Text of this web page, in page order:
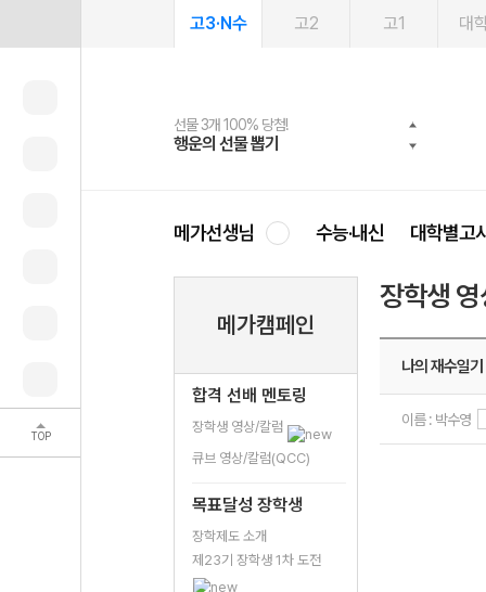
TOP
고3·N수 고2 고1 대
선물 3개 100% 당첨!
행운의 선물 뽑기
선물 100% 증정!
메가스터디 X 올리브
여름방학 스터디 캐시백
메가런 썸머스쿨
2027 러셀 단과
강사 공개선발
스마트러닝앱
설문 EVENT
메가패스
3일 무료 체험권
메가패스 수강생 무료혜택!
메가클럽 멤버십
사회공헌 캠페인
희망이룸 메가나눔
메가선생님 수능·내신 대학별고
메가캠페인
합격 선배 멘토링
장학생 영상/칼럼
큐브 영상/칼럼(QCC)
목표달성 장학생
장학제도 소개
제23기 장학생 1차 도전
장학생
나의 재수일
이름 : 박수영